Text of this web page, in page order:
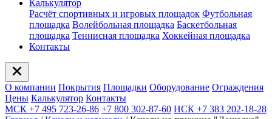
Калькулятор
Расчёт спортивных и игровых площадок Футбольная
площадка Волейбольная площадка Баскетбольная
площадка Теннисная площадка Хоккейная площадка
Контакты
О компании Покрытия Площадки Оборудование Ограждения
Цены Калькулятор Контакты
МСК +7 495 723-26-86 +7 800 302-87-60 НСК +7 383 202-18-28